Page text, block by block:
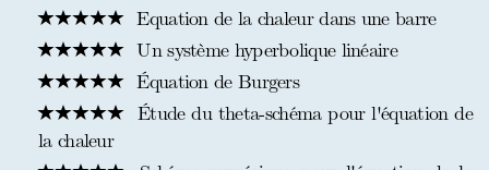
Equation de la chaleur dans une barre
Un système hyperbolique linéaire
Équation de Burgers
Étude du theta-schéma pour l'équation de
la chaleur